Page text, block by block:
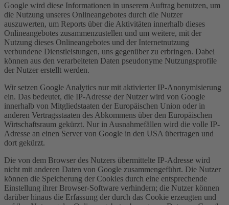
Google wird diese Informationen in unserem Auftrag benutzen, um
die Nutzung unseres Onlineangebotes durch die Nutzer
auszuwerten, um Reports über die Aktivitäten innerhalb dieses
Onlineangebotes zusammenzustellen und um weitere, mit der
Nutzung dieses Onlineangebotes und der Internetnutzung
verbundene Dienstleistungen, uns gegenüber zu erbringen. Dabei
können aus den verarbeiteten Daten pseudonyme Nutzungsprofile
der Nutzer erstellt werden.
Wir setzen Google Analytics nur mit aktivierter IP-Anonymisierung
ein. Das bedeutet, die IP-Adresse der Nutzer wird von Google
innerhalb von Mitgliedstaaten der Europäischen Union oder in
anderen Vertragsstaaten des Abkommens über den Europäischen
Wirtschaftsraum gekürzt. Nur in Ausnahmefällen wird die volle IP-
Adresse an einen Server von Google in den USA übertragen und
dort gekürzt.
Die von dem Browser des Nutzers übermittelte IP-Adresse wird
nicht mit anderen Daten von Google zusammengeführt. Die Nutzer
können die Speicherung der Cookies durch eine entsprechende
Einstellung ihrer Browser-Software verhindern; die Nutzer können
darüber hinaus die Erfassung der durch das Cookie erzeugten und